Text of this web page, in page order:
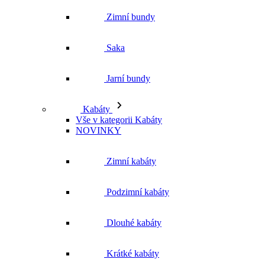
Zimní bundy
Saka
Jarní bundy
Kabáty
Vše v kategorii Kabáty
NOVINKY
Zimní kabáty
Podzimní kabáty
Dlouhé kabáty
Krátké kabáty